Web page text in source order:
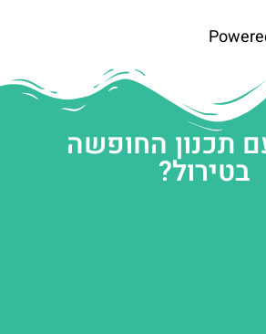
תכנון החופשה
בטירול?